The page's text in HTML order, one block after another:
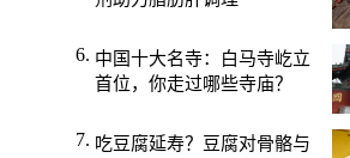
中国十大名寺：白马寺屹立
首位，你走过哪些寺庙？
吃豆腐延寿？豆腐对骨骼与